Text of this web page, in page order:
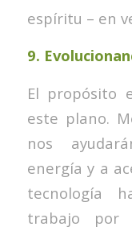
espíritu – en
9.
El propósito
este plano.
nos
energía y a
tecnología
trabajo por